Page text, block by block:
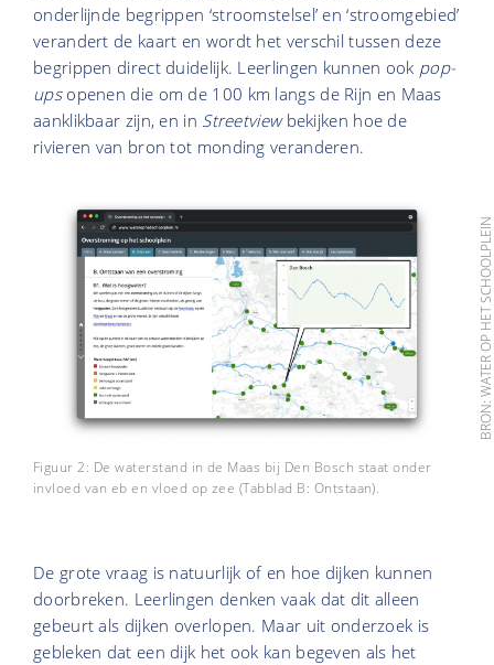
onderlijnde begrippen ‘stroomstelsel’ en ‘stroomgebied’
verandert de kaart en wordt het verschil tussen deze
begrippen direct duidelijk. Leerlingen kunnen ook pop-
upsopenen die om de 100 km langs de Rijn en Maas
aanklikbaar zijn, en in Streetviewbekijken hoe de
rivieren van bron tot monding veranderen.
BRON: WATER OP HET SCHOOLPLEIN
Figuur 2: De waterstand in de Maas bij Den Bosch staat onder
invloed van eb en vloed op zee (Tabblad B: Ontstaan).
De grote vraag is natuurlijk of en hoe dijken kunnen
doorbreken. Leerlingen denken vaak dat dit alleen
gebeurt als dijken overlopen. Maar uit onderzoek is
gebleken dat een dijk het ook kan begeven als het